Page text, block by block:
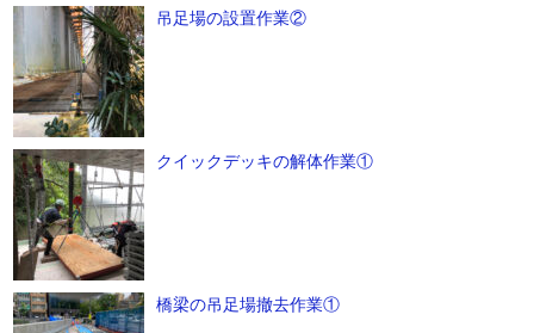
吊足場の設置作業②
クイックデッキの解体作業①
橋梁の吊足場撤去作業①